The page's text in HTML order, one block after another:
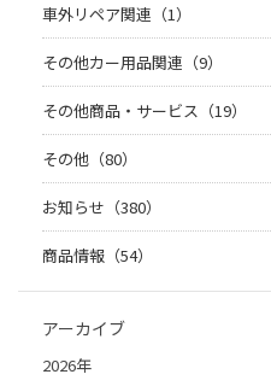
車外リペア関連（1）
その他カー用品関連（9）
その他商品・サービス（19）
その他（80）
お知らせ（380）
商品情報（54）
アーカイブ
2026年